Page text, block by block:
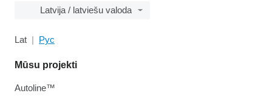
Latvija / latviešu valoda
Lat Рус
Mūsu projekti
Autoline™